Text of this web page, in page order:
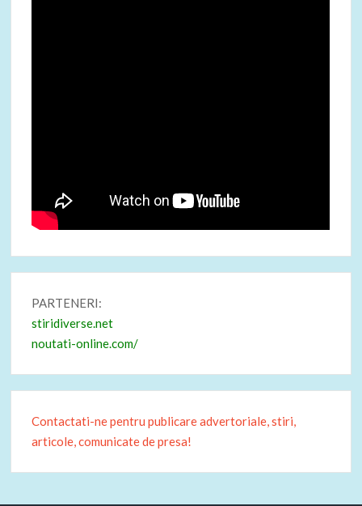
PARTENERI:
stiridiverse.net
noutati-online.com/
Contactati-ne pentru publicare advertoriale, stiri,
articole, comunicate de presa!